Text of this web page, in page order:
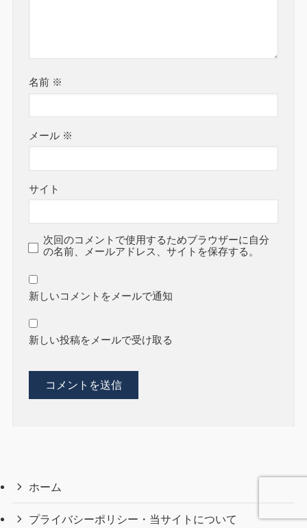
名前 ※
メール ※
サイト
次回のコメントで使用するためブラウザーに自分
の名前、メールアドレス、サイトを保存する。
新しいコメントをメールで通知
新しい投稿をメールで受け取る
ホーム
プライバシーポリシー・当サイトについて